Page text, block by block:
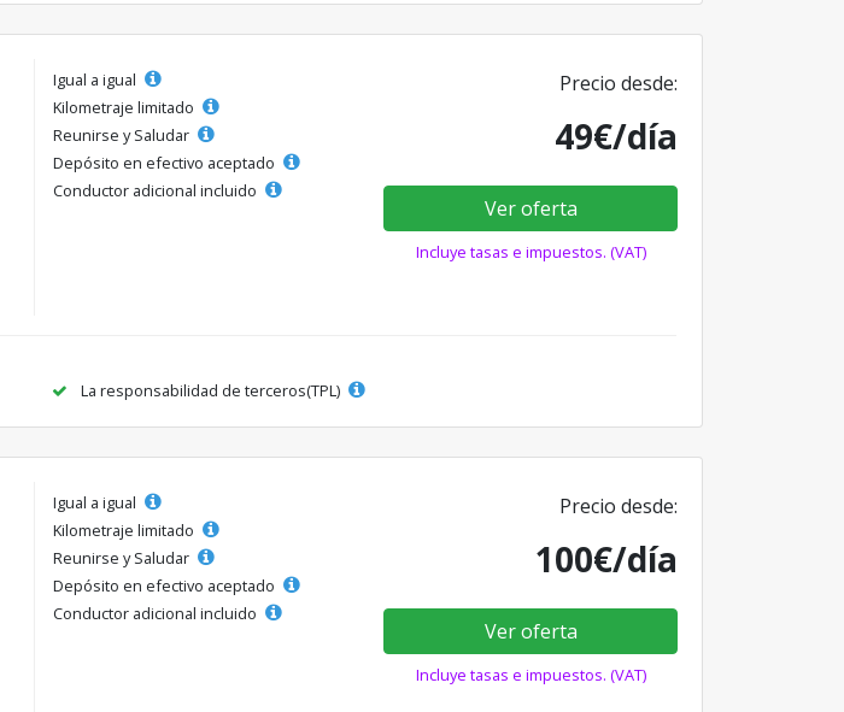
Igual a igual
Kilometraje limitado
Reunirse y Saludar
Depósito en efectivo aceptado
Conductor adicional incluido
Precio desde:
49€/día
Ver oferta
Incluye tasas e impuestos. (VAT)
La responsabilidad de terceros(TPL)
Igual a igual
Kilometraje limitado
Reunirse y Saludar
Depósito en efectivo aceptado
Conductor adicional incluido
Precio desde:
100€/día
Ver oferta
Incluye tasas e impuestos. (VAT)